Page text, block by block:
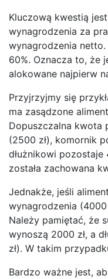
Kluczową kwestią
wynagrodzenia za
wynagrodzenia
60%. Oznacza to, że
alokowane najpierw
Przyjrzyjmy się
ma zasądzone
Dopuszczalna kwota
(2500 zł), komornik
dłużnikowi
została zachowana
Jednakże, jeśli
wynagrodzenia (4000
Należy pamiętać, że
wynoszą 2000 zł, a
zł). W takim
Bardzo ważne jest,